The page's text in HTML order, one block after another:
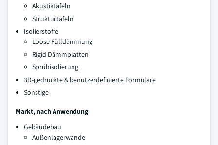
Akustiktafeln
Strukturtafeln
Isolierstoffe
Loose Fülldämmung
Rigid Dämmplatten
Sprühisolierung
3D-gedruckte & benutzerdefinierte Formulare
Sonstige
Markt, nach Anwendung
Gebäudebau
Außenlagerwände